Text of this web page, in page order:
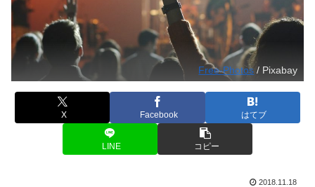
Free-Photos / Pixabay
X Facebook はてブ
LINE コピー
2018.11.18